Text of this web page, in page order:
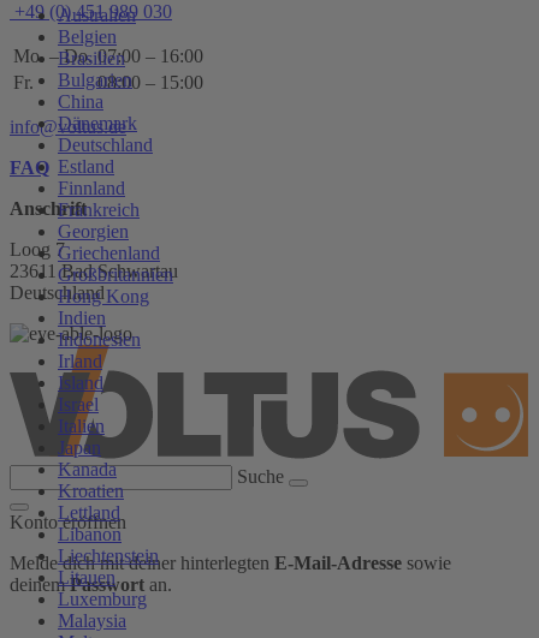
Australien
Belgien
Brasilien
Bulgarien
China
Dänemark
Deutschland
Estland
Finnland
Frankreich
Georgien
Griechenland
Großbritannien
Hong Kong
Indien
Indonesien
Irland
Island
Israel
Italien
Japan
Kanada
Kroatien
Lettland
Libanon
Liechtenstein
Litauen
Luxemburg
Malaysia
+49 (0) 451 989 030
Mo. – Do. 07:00 – 16:00
Fr.
08:00 – 15:00
info@voltus.de
FAQ
Anschrift
Loog 7
23611 Bad Schwartau
Deutschland
Suche
Konto eröffnen
Melde dich mit deiner hinterlegten E-Mail-Adresse sowie
deinemPasswort an.